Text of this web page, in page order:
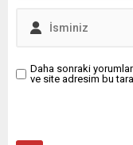
Daha sonraki
ve site adresim bu